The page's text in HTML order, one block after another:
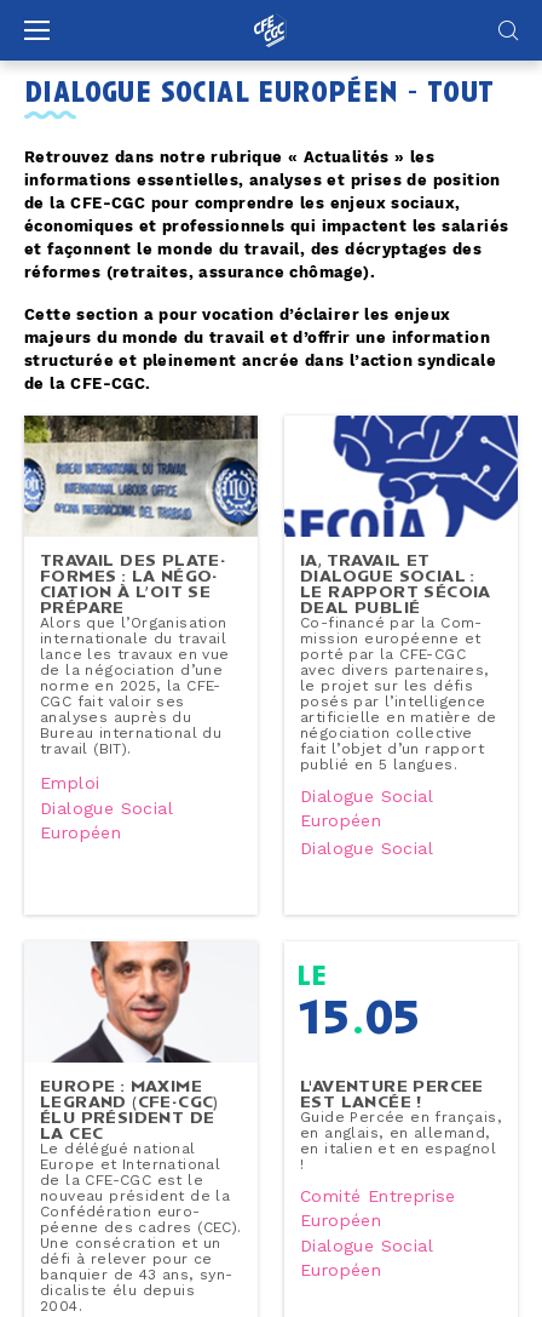
dialogue social européen - tout
Retrouvez dans notre rubrique « Actualités » les
informations essentielles, analyses et prises de position
de la CFE-CGC pour comprendre les enjeux sociaux,
économiques et professionnels qui impactent les salariés
et façonnent le monde du travail, des décryptages des
réformes (retraites, assurance chômage).
Cette section a pour vocation d’éclairer les enjeux
majeurs du monde du travail et d’offrir une information
structurée et pleinement ancrée dans l’action syndicale
de la CFE-CGC.
TRAVAIL DES PLA­TE­
FORMES : LA NÉ­GO­
CIA­TION À L’OIT SE
PRÉPARE
Alors que l’Or­ga­ni­sa­tion
in­ter­na­tio­nale du travail
lance les travaux en vue
de la né­go­cia­tion d’une
norme en 2025, la CFE-
CGC fait valoir ses
analyses auprès du
Bureau in­ter­na­tio­nal du
travail (BIT).
Emploi
Dialogue Social
Européen
IA, TRAVAIL ET
DIALOGUE SOCIAL :
LE RAPPORT SÉCOIA
DEAL PUBLIÉ
Co-​financé par la Com­
mis­sion eu­ro­péenne et
porté par la CFE-CGC
avec divers par­te­naires,
le projet sur les défis
posés par l’in­tel­li­gence
ar­ti­fi­cielle en matière de
né­go­cia­tion col­lec­tive
fait l’objet d’un rapport
publié en 5 langues.
Dialogue Social
Européen
Dialogue Social
EUROPE : MAXIME
LEGRAND (CFE-CGC)
ÉLU PRÉSIDENT DE
LA CEC
Le délégué national
Europe et In­ter­na­tio­nal
de la CFE-CGC est le
nouveau président de la
Confé­dé­ra­tion eu­ro­
péenne des cadres (CEC).
Une consé­cra­tion et un
défi à relever pour ce
banquier de 43 ans, syn­
di­ca­liste élu depuis
2004.
le
15.05
L'AVEN­TURE PERCEE
EST LANCÉE !
Guide Percée en français,
en anglais, en allemand,
en italien et en espagnol
!
Comité Entreprise
Européen
Dialogue Social
Européen
Panneau de gestion des cookies